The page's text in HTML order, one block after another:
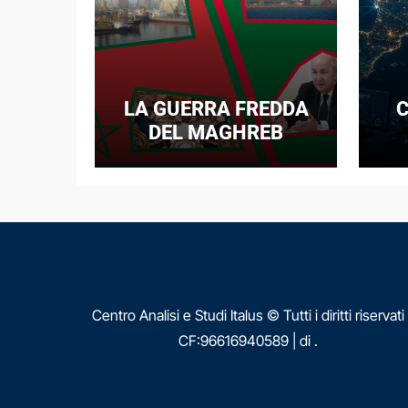
LA GUERRA FREDDA
DEL MAGHREB
Centro Analisi e Studi Italus © Tutti i diritti riservati
CF:96616940589 di .